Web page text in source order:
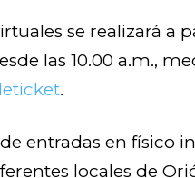
se realizará a
las 10.00 a.m.,
.
entradas en físico
locales de